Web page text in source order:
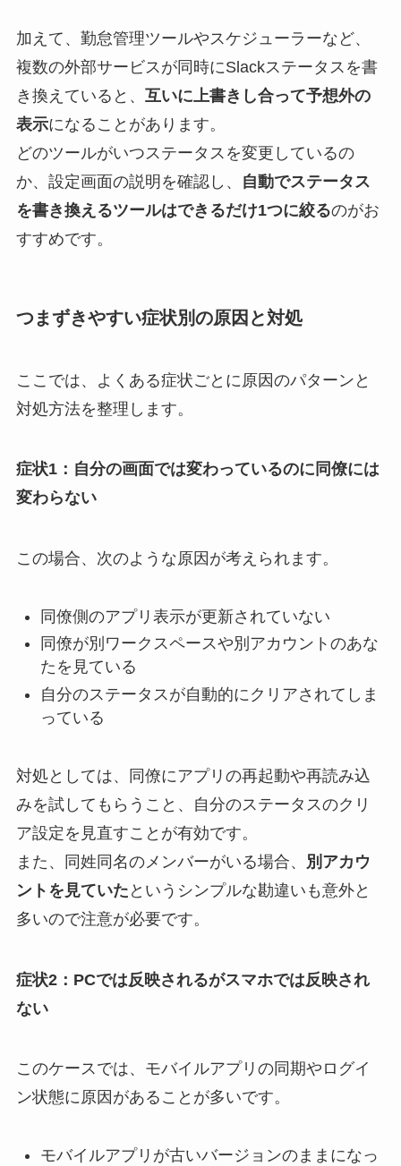
加えて、勤怠管理ツールやスケジューラーなど、
複数の外部サービスが同時にSlackステータスを書
き換えていると、 互いに上書きし合って予想外の
表示になることがあります。
どのツールがいつステータスを変更しているの
か、設定画面の説明を確認し、
自動でステータス
を書き換えるツールはできるだけ1つに絞るのがお
すすめです。
つまずきやすい症状別の原因と対処
ここでは、よくある症状ごとに原因のパターンと
対処方法を整理します。
症状1：自分の画面では変わっているのに同僚には
変わらない
この場合、次のような原因が考えられます。
同僚側のアプリ表示が更新されていない
同僚が別ワークスペースや別アカウントのあな
たを見ている
自分のステータスが自動的にクリアされてしま
っている
対処としては、同僚にアプリの再起動や再読み込
みを試してもらうこと、自分のステータスのクリ
ア設定を見直すことが有効です。
また、同姓同名のメンバーがいる場合、
別アカウ
ントを見ていた というシンプルな勘違いも意外と
多いので注意が必要です。
症状2：PCでは反映されるがスマホでは反映され
ない
このケースでは、モバイルアプリの同期やログイ
ン状態に原因があることが多いです。
モバイルアプリが古いバージョンのままになっ